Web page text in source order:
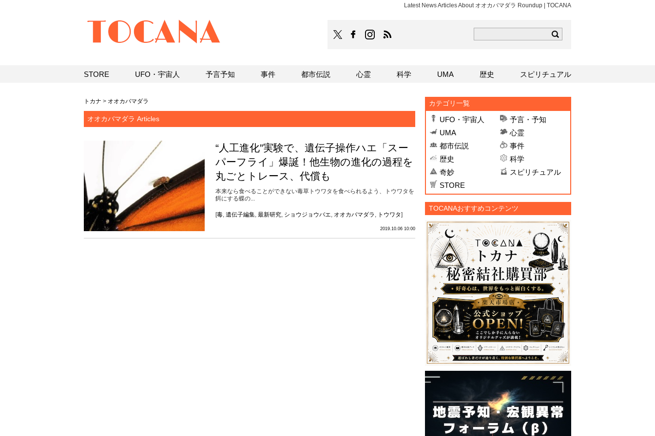
Latest News Articles About オオカバマダラ Roundup | TOCANA
TOCANAのFacebookはこちら
TOCANAのinstagramはこちら
トカナ > オオカバマダラ
オオカバマダラ Articles
“人工進化”実験で、遺伝子操作ハエ「スー
パーフライ」爆誕！他生物の進化の過程を
丸ごとトレース、代償も
本来なら食べることができない毒草トウワタを食べられるよう、トウワタを
餌にする蝶の...
[毒, 遺伝子編集, 最新研究, ショウジョウバエ, オオカバマダラ , トウワタ]
2019.10.06 10:00
カテゴリ一覧
UFO・宇宙人
予言・予知
UMA
心霊
都市伝説
事件
歴史
科学
奇妙
スピリチュアル
STORE
TOCANAおすすめコンテンツ
STORE UFO・宇宙人 予言予知 事件 都市伝説 心霊 科学 UMA 歴史 スピリチュアル